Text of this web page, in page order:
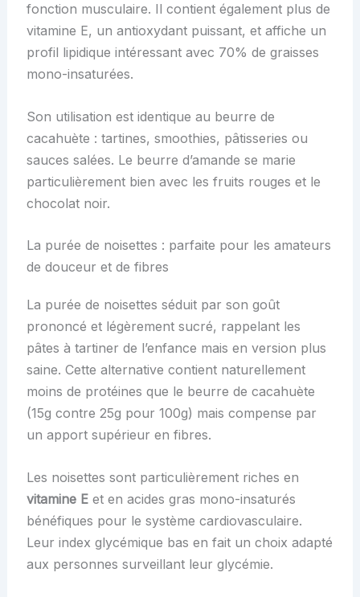
fonction musculaire. Il contient également plus de
vitamine E, un antioxydant puissant, et affiche un
profil lipidique intéressant avec 70% de graisses
mono-insaturées.
Son utilisation est identique au beurre de
cacahuète : tartines, smoothies, pâtisseries ou
sauces salées. Le beurre d’amande se marie
particulièrement bien avec les fruits rouges et le
chocolat noir.
La purée de noisettes : parfaite pour les amateurs
de douceur et de fibres
La purée de noisettes séduit par son goût
prononcé et légèrement sucré, rappelant les
pâtes à tartiner de l’enfance mais en version plus
saine. Cette alternative contient naturellement
moins de protéines que le beurre de cacahuète
(15g contre 25g pour 100g) mais compense par
un apport supérieur en fibres.
Les noisettes sont particulièrement riches en
vitamine Eet en acides gras mono-insaturés
bénéfiques pour le système cardiovasculaire.
Leur index glycémique bas en fait un choix adapté
aux personnes surveillant leur glycémie.